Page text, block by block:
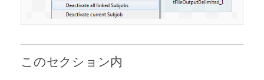
このセクション内